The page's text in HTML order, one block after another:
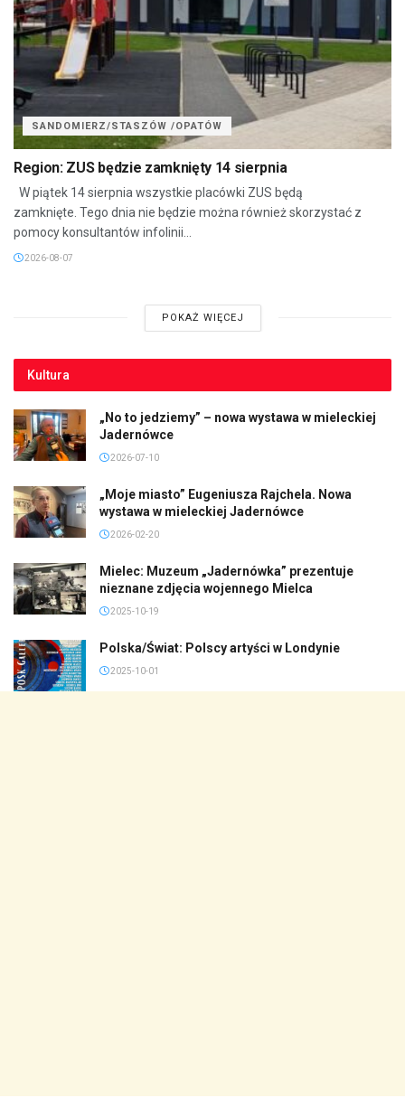
SANDOMIERZ/STASZÓW /OPATÓW
Region: ZUS będzie zamknięty 14 sierpnia
W piątek 14 sierpnia wszystkie placówki ZUS będą
zamknięte. Tego dnia nie będzie można również skorzystać z
pomocy konsultantów infolinii...
2026-08-07
POKAŻ WIĘCEJ
Kultura
„No to jedziemy” – nowa wystawa w mieleckiej
Jadernówce
2026-07-10
„Moje miasto” Eugeniusza Rajchela. Nowa
wystawa w mieleckiej Jadernówce
2026-02-20
Mielec: Muzeum „Jadernówka” prezentuje
nieznane zdjęcia wojennego Mielca
2025-10-19
Polska/Świat: Polscy artyści w Londynie
2025-10-01